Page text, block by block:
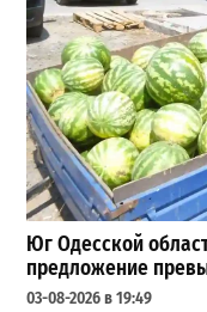
Юг Одесской
предложение
03-08-2026 в 19:49